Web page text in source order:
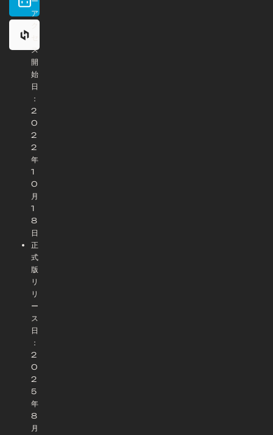
ア
ス
開
始
日
：
2
0
2
2
年
1
0
月
1
8
日
正
式
版
リ
リ
ー
ス
日
：
2
0
2
5
年
8
月